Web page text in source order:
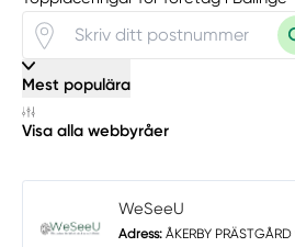
Mest populära
Visa alla webbyråer
WeSeeU
Adress: ÅKERBY